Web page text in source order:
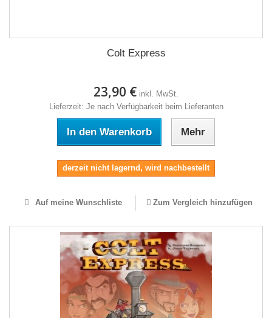
Colt Express
23,90 € inkl. MwSt.
Lieferzeit: Je nach Verfügbarkeit beim Lieferanten
In den Warenkorb Mehr
derzeit nicht lagernd, wird nachbestellt
Auf meine Wunschliste Zum Vergleich hinzufügen